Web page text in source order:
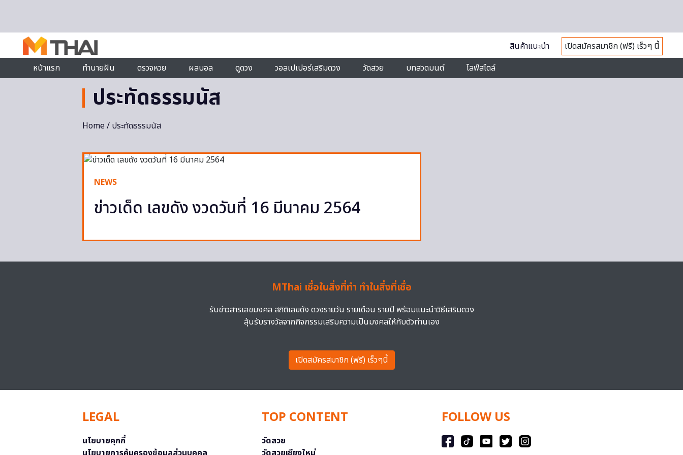
สินค้าแนะนำ
เปิดสมัครสมาชิก (ฟรี) เร็วๆ นี้
หน้าแรก
ทำนายฝัน ตรวจหวย ผลบอล ดูดวง วอลเปเปอร์เสริมดวง วัดสวย บทสวดมนต์ ไลฟ์สไตล์
ประทัดธรรมนัส
Home/ ประทัดธรรมนัส
NEWS
ข่าวเด็ด เลขดัง งวดวันที่ 16 มีนาคม 2564
MThai เชื่อในสิ่งที่ทำ ทำในสิ่งที่เชื่อ
รับข่าวสารเลขมงคล สถิติเลขดัง ดวงรายวัน รายเดือน รายปี พร้อมแนะนำวิธีเสริมดวง
ลุ้นรับรางวัลจากกิจกรรมเสริมความเป็นมงคลให้กับตัวท่านเอง
เปิดสมัครสมาชิก (ฟรี) เร็วๆนี้
LEGAL
นโยบายคุกกี้
TOP CONTENT
วัดสวย
FOLLOW US